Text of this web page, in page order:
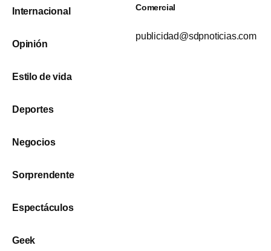
Internacional
Opinión
Estilo de vida
Deportes
Negocios
Sorprendente
Espectáculos
Geek
Comercial
publicidad@sdpnoticias.com